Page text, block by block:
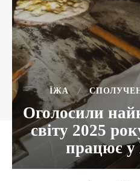
ЇЖА
Оголосили
світу 2025
працює у